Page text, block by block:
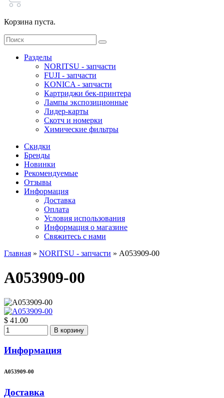
Корзина пуста.
Разделы
NORITSU - запчасти
FUJI - запчасти
KONICA - запчасти
Картриджи бек-принтера
Лампы экспозиционные
Лидер-карты
Скотч и номерки
Химические фильтры
Скидки
Бренды
Новинки
Рекомендуемые
Отзывы
Информация
Доставка
Оплата
Условия использования
Информация о магазине
Свяжитесь с нами
Главная » NORITSU - запчасти » A053909-00
A053909-00
$ 41.00
В корзину
Информация
A053909-00
Доставка